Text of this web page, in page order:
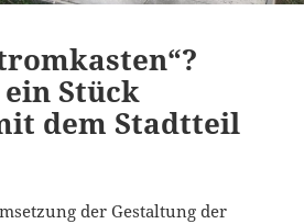
Stück
dem Stadtteil
der Gestaltung der